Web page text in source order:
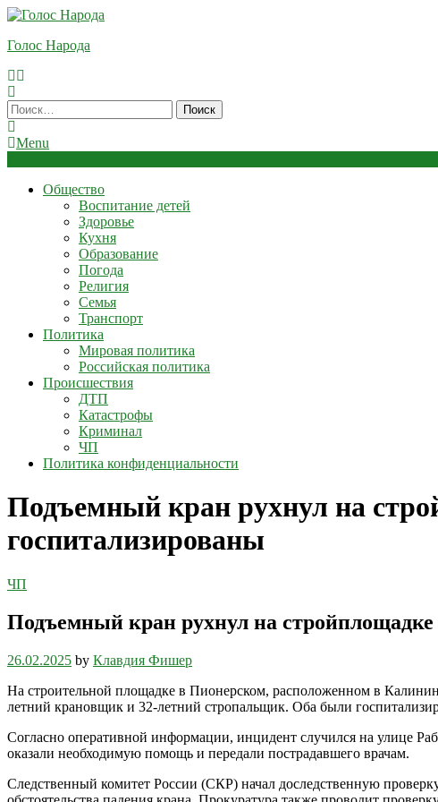
Skip
Content
Голос Народа
Найти:
Menu
Общество
Воспитание детей
Здоровье
Кухня
Образование
Погода
Религия
Семья
Транспорт
Политика
Мировая политика
Российская политика
Происшествия
ДТП
Катастрофы
Криминал
ЧП
Политика конфиденциальности
Подъемный кран рухнул на
госпитализированы
ЧП
Подъемный кран рухнул на
26.02.2025 by Клавдия Фишер
На строительной площадке в Пионерском, расположенном в
летний крановщик и 32-летний стропальщик. Оба были
Согласно оперативной информации, инцидент случился на улице
оказали необходимую помощь и передали пострадавшего врачам.
Следственный комитет России (СКР) начал доследственную